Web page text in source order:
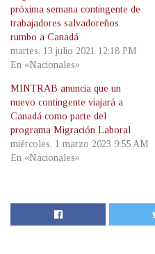
próxima semana contingente de
trabajadores salvadoreños
rumbo a Canadá
martes, 13 julio 2021 12:18 PM
En «Nacionales»
MINTRAB anuncia que un
nuevo contingente viajará a
Canadá como parte del
programa Migración Laboral
miércoles, 1 marzo 2023 9:55 AM
En «Nacionales»